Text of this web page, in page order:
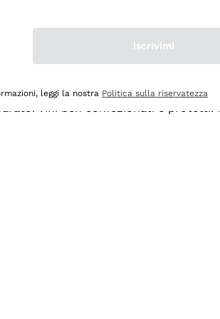
Vini ben confezionati e
Iscrivimi
leggi la nostra Politica sulla riservatezza